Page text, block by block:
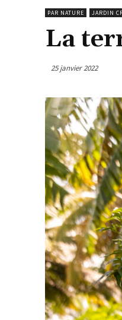
PAR NATURE JARDIN
La
25 janvier 2022